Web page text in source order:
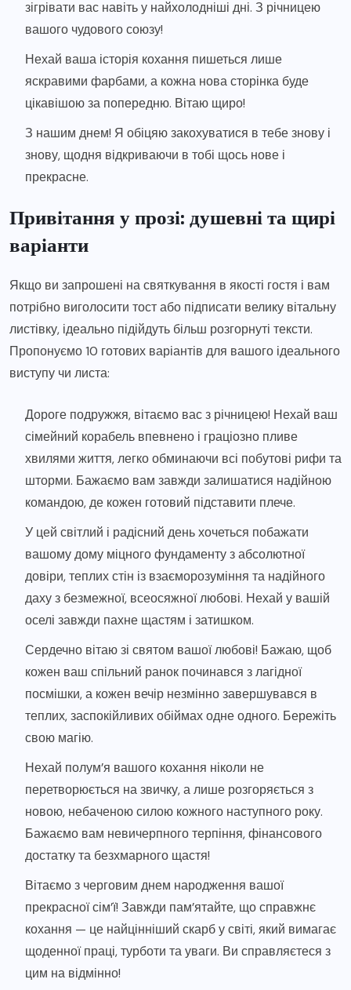
зігрівати вас навіть у найхолодніші дні. З річницею
вашого чудового союзу!
Нехай ваша історія кохання пишеться лише
яскравими фарбами, а кожна нова сторінка буде
цікавішою за попередню. Вітаю щиро!
З нашим днем! Я обіцяю закохуватися в тебе знову і
знову, щодня відкриваючи в тобі щось нове і
прекрасне.
Привітання у прозі: душевні та щирі
варіанти
Якщо ви запрошені на святкування в якості гостя і вам
потрібно виголосити тост або підписати велику вітальну
листівку, ідеально підійдуть більш розгорнуті тексти.
Пропонуємо 10 готових варіантів для вашого ідеального
виступу чи листа:
Дороге подружжя, вітаємо вас з річницею! Нехай ваш
сімейний корабель впевнено і граціозно пливе
хвилями життя, легко обминаючи всі побутові рифи та
шторми. Бажаємо вам завжди залишатися надійною
командою, де кожен готовий підставити плече.
У цей світлий і радісний день хочеться побажати
вашому дому міцного фундаменту з абсолютної
довіри, теплих стін із взаєморозуміння та надійного
даху з безмежної, всеосяжної любові. Нехай у вашій
оселі завжди пахне щастям і затишком.
Сердечно вітаю зі святом вашої любові! Бажаю, щоб
кожен ваш спільний ранок починався з лагідної
посмішки, а кожен вечір незмінно завершувався в
теплих, заспокійливих обіймах одне одного. Бережіть
свою магію.
Нехай полум’я вашого кохання ніколи не
перетворюється на звичку, а лише розгоряється з
новою, небаченою силою кожного наступного року.
Бажаємо вам невичерпного терпіння, фінансового
достатку та безхмарного щастя!
Вітаємо з черговим днем народження вашої
прекрасної сім’ї! Завжди пам’ятайте, що справжнє
кохання — це найцінніший скарб у світі, який вимагає
щоденної праці, турботи та уваги. Ви справляєтеся з
цим на відмінно!